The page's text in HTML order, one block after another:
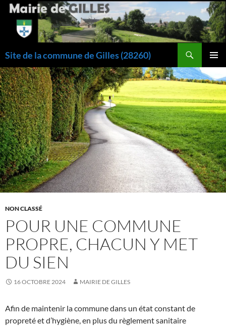
Aller
contenu
Site de la commune de Gilles (28260)
NON CLASSÉ
POUR UNE COMMUNE
PROPRE, CHACUN Y MET
DU SIEN
16 OCTOBRE 2024 MAIRIE DE GILLES
Afin de maintenir la commune dans un état constant de
propreté et d’hygiène, en plus du règlement sanitaire